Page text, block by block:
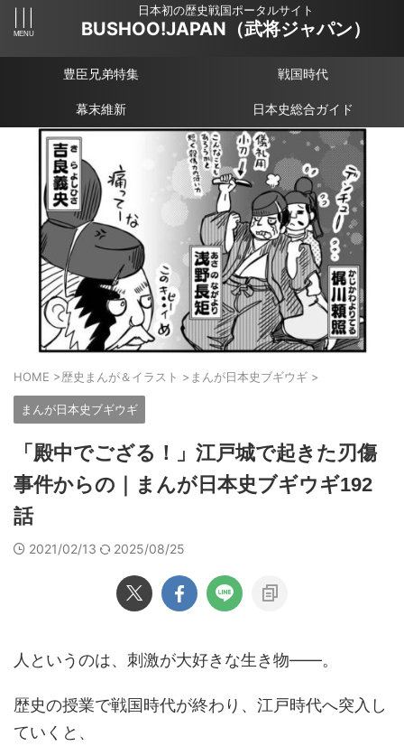
日本初の歴史戦国ポータルサイト
BUSHOO!JAPAN（武将ジャパン）
豊臣兄弟特集 戦国時代
幕末維新 日本史総合ガイド
HOME >歴史まんが＆イラスト > まんが日本史ブギウギ >
まんが日本史ブギウギ
「殿中でござる！」江戸城で起きた刃傷
事件からの｜まんが日本史ブギウギ192
話
2021/02/13 2025/08/25
人というのは、刺激が大好きな生き物――。
歴史の授業で戦国時代が終わり、江戸時代へ突入し
ていくと、